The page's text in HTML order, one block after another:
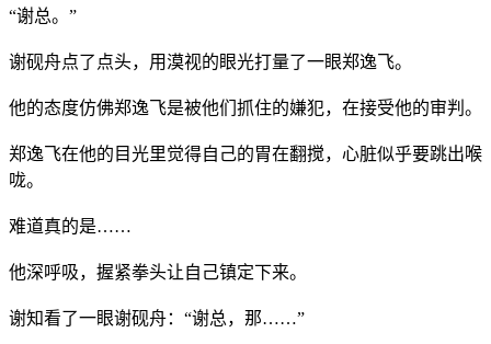
“谢总。”
谢砚舟点了点头，用漠视的眼光打量了一眼郑逸飞。
他的态度仿佛郑逸飞是被他们抓住的嫌犯，在接受他的审判。
郑逸飞在他的目光里觉得自己的胃在翻搅，心脏似乎要跳出喉
咙。
难道真的是……
他深呼吸，握紧拳头让自己镇定下来。
谢知看了一眼谢砚舟：“谢总，那……”